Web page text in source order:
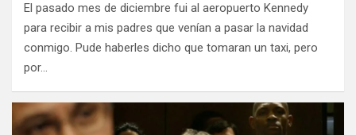
El pasado mes de diciembre fui al aeropuerto Kennedy
para recibir a mis padres que venían a pasar la navidad
conmigo. Pude haberles dicho que tomaran un taxi, pero
por…